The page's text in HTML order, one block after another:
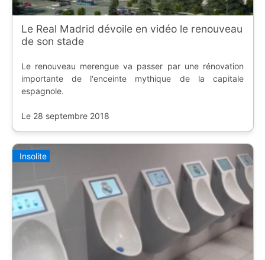
Le Real Madrid dévoile en vidéo le renouveau
de son stade
Le renouveau merengue va passer par une rénovation
importante de l'enceinte mythique de la capitale
espagnole.
Le 28 septembre 2018
Insolite